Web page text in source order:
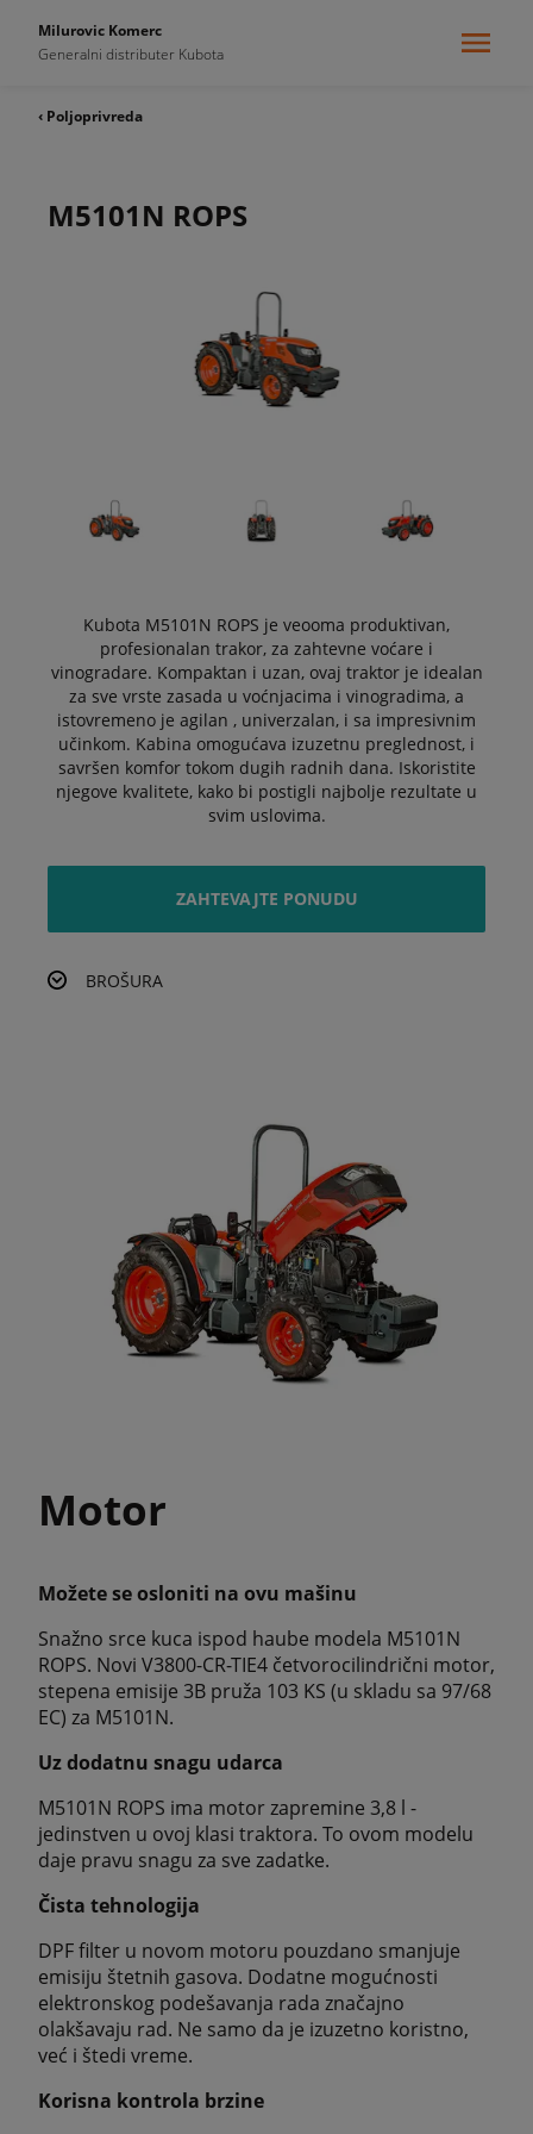
Milurovic Komerc
Generalni distributer Kubota
‹ Poljoprivreda
M5101N ROPS
Kubota M5101N ROPS je veooma produktivan,
profesionalan trakor, za zahtevne voćare i
vinogradare. Kompaktan i uzan, ovaj traktor je idealan
za sve vrste zasada u voćnjacima i vinogradima, a
istovremeno je agilan , univerzalan, i sa impresivnim
učinkom. Kabina omogućava izuzetnu preglednost, i
savršen komfor tokom dugih radnih dana. Iskoristite
njegove kvalitete, kako bi postigli najbolje rezultate u
svim uslovima.
ZAHTEVAJTE PONUDU
BROŠURA
Motor
Možete se osloniti na ovu mašinu
Snažno srce kuca ispod haube modela M5101N
ROPS. Novi V3800-CR-TIE4 četvorocilindrični motor,
stepena emisije 3B pruža 103 KS (u skladu sa 97/68
EC) za M5101N.
Uz dodatnu snagu udarca
M5101N ROPS ima motor zapremine 3,8 l -
jedinstven u ovoj klasi traktora. To ovom modelu
daje pravu snagu za sve zadatke.
Čista tehnologija
DPF filter u novom motoru pouzdano smanjuje
emisiju štetnih gasova. Dodatne mogućnosti
elektronskog podešavanja rada značajno
olakšavaju rad. Ne samo da je izuzetno koristno,
već i štedi vreme.
Korisna kontrola brzine